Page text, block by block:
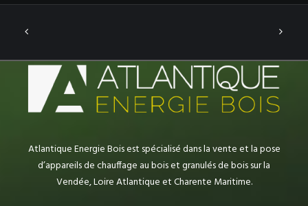
Atlantique Energie Bois est spécialisé dans la vente et la pose
d’appareils de chauffage au bois et granulés de bois sur la
Vendée, Loire Atlantique et Charente Maritime.